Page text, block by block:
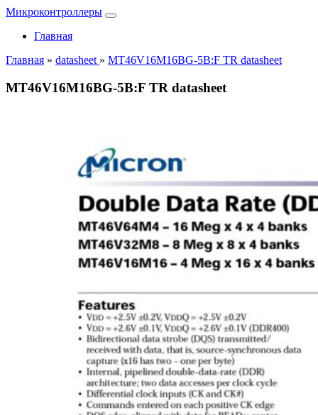
Микроконтроллеры
Главная
Главная » datasheet » MT46V16M16BG-5B:F TR datasheet
MT46V16M16BG-5B:F TR datasheet